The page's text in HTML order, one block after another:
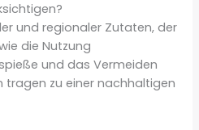
und regionaler Zutaten, der
die Nutzung
und das Vermeiden
tragen zu einer nachhaltigen